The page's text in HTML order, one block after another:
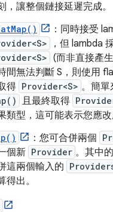
，讓整個鏈接延遲完成。
：同時接受
，但 lambda
(而非直接產
間無法判斷 S，則使用
得 Provider<S> 。簡單
且最終取得
類型，這可能表示您應
：您可合併兩個
個新 Provider 。其中
這兩個輸入的
得出。